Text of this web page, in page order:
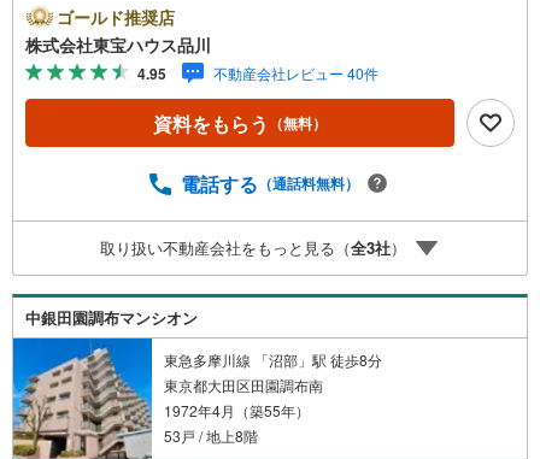
とも包み隠さずお伝えし、「納得して選ぶ」ためのサポー
トを大切にしています。現地でしか分からないリアルな情
報も含めて、一緒に後悔しない住まい探しを進めていきま
しょう。まずはお気軽にご相談ください。【Yahoo！ 不動
産キャンペーン対象店舗】当店で物件を成約するとPayPay
ボーナスライトがもらえる「Yahoo！ 不動産 物件ご成約キ
予約をする」ボタンからお問い合わせください。※必ずYah
のご請求はお気軽にどうぞ♪お電話でのお問い合わせも常
時受け付けております！お気軽にお問い合わせください。
ゴールド推奨店
株式会社東宝ハウス品川
4.95 不動産会社レビュー 40件
資料をもらう （無料）
電話する （通話料無料）
取り扱い不動産会社をもっと見る（全3社）
中銀田園調布マンシオン
東急多摩川線 「沼部」駅 徒歩8分
東京都大田区田園調布南
1972年4月（築55年）
53戸 / 地上8階